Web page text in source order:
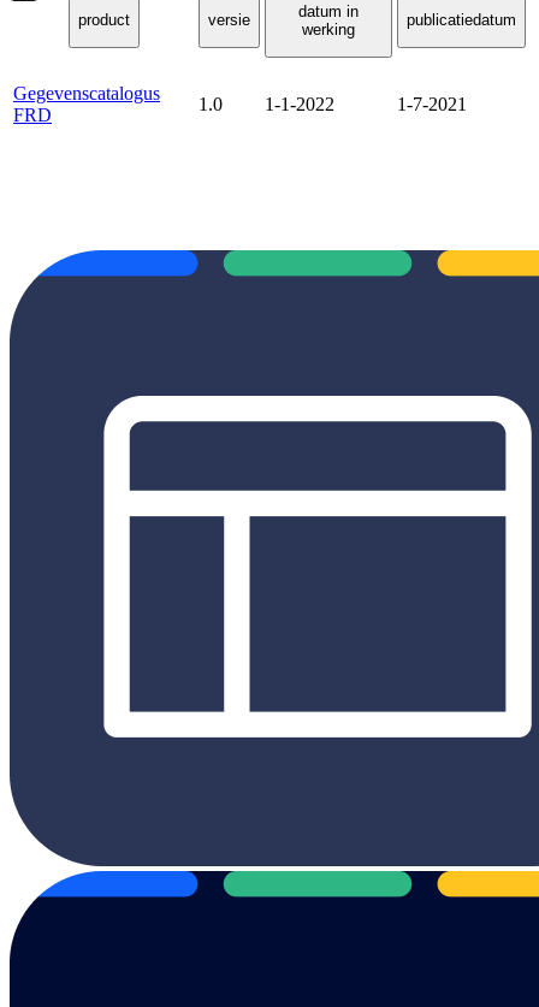
product versie
datum in
werking
publicatiedatum
Gegevenscatalogus
FRD
1.0 1-1-2022 1-7-2021